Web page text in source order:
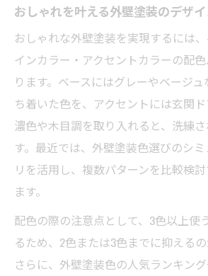
外壁塗装で高級感を演出す
外壁塗装におすすめの高級
外壁塗装で人気の高級感色
外壁塗装色選びで上品な印
法
高級感のある外壁塗装色選
色選びに迷った時の外壁塗装シ
手順
おしゃれを叶える外壁塗装のデザ
おしゃれな外壁塗装を実現するには
インカラー・アクセントカラーの配
ります。ベースにはグレーやベージ
ち着いた色を、アクセントには玄関
濃色や木目調を取り入れると、洗練
す。最近では、外壁塗装色選びのシ
リを活用し、複数パターンを比較検
ます。
配色の際の注意点として、3色以上使
るため、2色または3色までに抑えるの
さらに、外壁塗装色の人気ランキン